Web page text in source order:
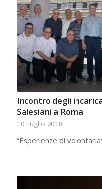
Incontro degli
Salesiani a Roma
10 Luglio 2018
“Esperienze di